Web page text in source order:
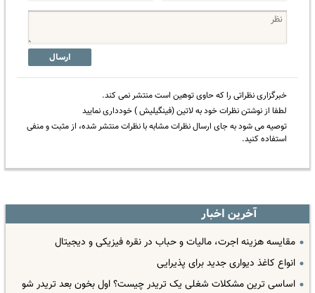
ارسال
خبرگزاری نظراتی را که حاوی توهین است منتشر نمی کند.
لطفا از نوشتن نظرات خود به لاتین (فینگیلیش ) خودداری نمایید
توصیه می شود به جای ارسال نظرات مشابه با نظرات منتشر شده، از مثبت و منفی
استفاده کنید.
آخرین اخبار
مقایسه هزینه اجرت، مالیات و حباب در نقره فیزیکی و دیجیتال
انواع کاغذ دیواری جدید برای پذیرایی
اساسی ترین مشکلات شغلی یک تریدر چیست؟ اول بخون بعد تریدر شو